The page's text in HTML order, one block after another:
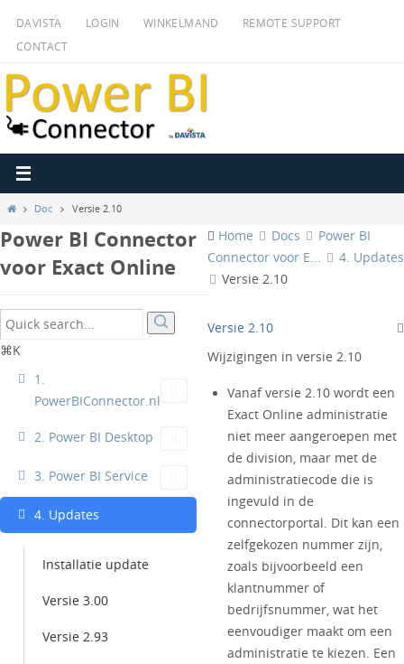
inhoud
DAVISTA LOGIN WINKELMAND
REMOTE SUPPORT
CONTACT
HomeDoc Versie 2.10
Power BI Connector
voor Exact Online
⌘K
1.
PowerBIConnector.nl
2. Power BI Desktop
3. Power BI Service
4. Updates
Installatie update
Versie 3.00
Versie 2.93
Home Docs
Power BI
Connector voor E...
4. Updates
Versie 2.10
Versie 2.10
Wijzigingen in versie 2.10
Vanaf versie 2.10 wordt een
Exact Online administratie
niet meer aangeroepen met
de division, maar met de
administratiecode die is
ingevuld in de
connectorportal. Dit kan een
zelfgekozen nummer zijn,
zoals bijvoorbeeld een
klantnummer of
bedrijfsnummer, wat het
eenvoudiger maakt om een
administratie te kiezen. Een